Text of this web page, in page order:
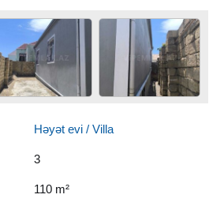
Həyət evi / Villa
3
110 m²